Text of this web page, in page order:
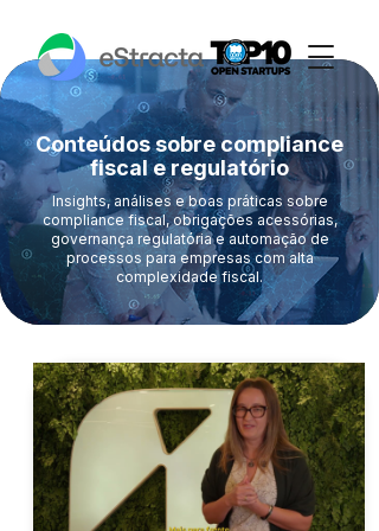
Conteúdos sobre compliance
fiscal e regulatório
Insights, análises e boas práticas sobre
compliance fiscal, obrigações acessórias,
governança regulatória e automação de
processos para empresas com alta
complexidade fiscal.